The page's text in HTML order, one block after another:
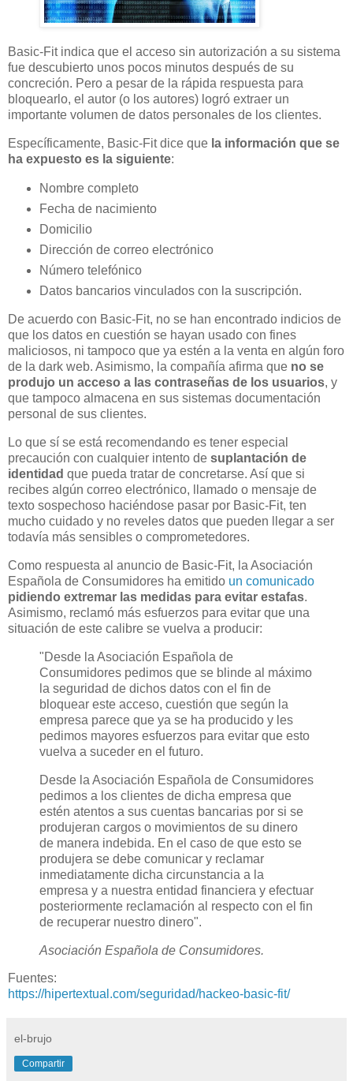
Basic-Fit indica que el acceso sin autorización a su sistema
fue descubierto unos pocos minutos después de su
concreción. Pero a pesar de la rápida respuesta para
bloquearlo, el autor (o los autores) logró extraer un
importante volumen de datos personales de los clientes.
Específicamente, Basic-Fit dice que la información que se
ha expuesto es la siguiente:
Nombre completo
Fecha de nacimiento
Domicilio
Dirección de correo electrónico
Número telefónico
Datos bancarios vinculados con la suscripción.
De acuerdo con Basic-Fit, no se han encontrado indicios de
que los datos en cuestión se hayan usado con fines
maliciosos, ni tampoco que ya estén a la venta en algún foro
de la dark web. Asimismo, la compañía afirma que no se
produjo un acceso a las contraseñas de los usuarios, y
que tampoco almacena en sus sistemas documentación
personal de sus clientes.
Lo que sí se está recomendando es tener especial
precaución con cualquier intento de suplantación de
identidad que pueda tratar de concretarse. Así que si
recibes algún correo electrónico, llamado o mensaje de
texto sospechoso haciéndose pasar por Basic-Fit, ten
mucho cuidado y no reveles datos que pueden llegar a ser
todavía más sensibles o comprometedores.
Como respuesta al anuncio de Basic-Fit, la Asociación
Española de Consumidores ha emitido un comunicado
pidiendo extremar las medidas para evitar estafas.
Asimismo, reclamó más esfuerzos para evitar que una
situación de este calibre se vuelva a producir:
"Desde la Asociación Española de
Consumidores pedimos que se blinde al máximo
la seguridad de dichos datos con el fin de
bloquear este acceso, cuestión que según la
empresa parece que ya se ha producido y les
pedimos mayores esfuerzos para evitar que esto
vuelva a suceder en el futuro.
Desde la Asociación Española de Consumidores
pedimos a los clientes de dicha empresa que
estén atentos a sus cuentas bancarias por si se
produjeran cargos o movimientos de su dinero
de manera indebida. En el caso de que esto se
produjera se debe comunicar y reclamar
inmediatamente dicha circunstancia a la
empresa y a nuestra entidad financiera y efectuar
posteriormente reclamación al respecto con el fin
de recuperar nuestro dinero".
Asociación Española de Consumidores.
Fuentes:
https://hipertextual.com/seguridad/hackeo-basic-fit/
el-brujo
Compartir